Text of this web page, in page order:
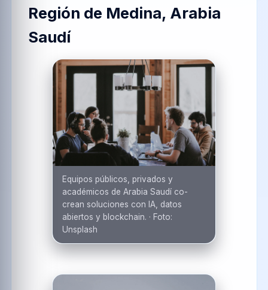
Región de Medina, Arabia
Saudí
Equipos públicos, privados y
académicos de Arabia Saudí co-
crean soluciones con IA, datos
abiertos y blockchain. · Foto:
Unsplash